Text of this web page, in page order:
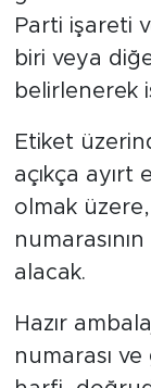
Parti işareti
biri veya
belirlenerek
Etiket
açıkça
olmak
alacak.
Hazır
numarası